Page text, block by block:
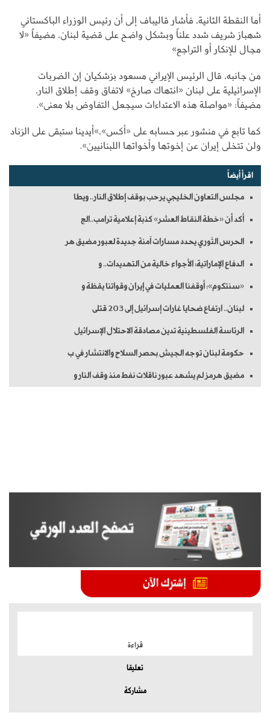
أما النقطة الثانية، فأشار قاليباف إلى أن رئيس الوزراء الباكستاني
شهباز شريف شدد علناً وبشكل واضح على قضية لبنان، مضيفاً «لا
مجال للإنكار أو التراجع»
من جانبه، قال الرئيس الإيراني مسعود بزشكيان إن الضربات
الإسرائيلية على لبنان «انتهاك صارخ» لاتفاق وقف إطلاق النار،
مضيفاً: «مواصلة هذه الاعتداءات سيجعل التفاوض بلا معنى».
كما تابع في منشور عبر حسابه على «أكس»،»أيدينا ستبقى على الزناد
ولن تتخلى إيران عن إخوتها وأخواتها اللبنانيين».
اقرأ أيضاً
مجلس التعاون الخليجي يرحب بوقف إطلاق النار.. ويطا
أكد أن «خطة النقاط العشر» كذبة إعلامية ترامب..الج
الحرس الثوري يحدد مسارات آمنة جديدة لعبور مضيق هر
الدفاع الإماراتية: الأجواء خالية من التهديدات.. و
«سنتكوم»: أوقفنا العمليات في إيران وقواتنا يقظة و
لبنان.. ارتفاع ضحايا غارات إسرائيل إلى 203 قتلى
الرئاسة الفلسطينية تدين مصادقة الاحتلال الإسرائيل
حكومة لبنان توجه الجيش بحصر السلاح والانتشار في ب
مضيق هرمز لم يشهد عبور ناقلات نفط منذ وقف النار و
قراءة
تعليقا
مشاركة